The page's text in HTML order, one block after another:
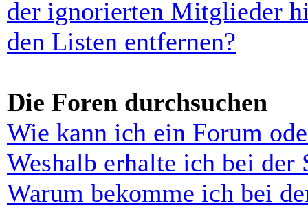
der ignorierten Mitglieder
den Listen entfernen?
Die Foren durchsuchen
Wie kann ich ein Forum
Weshalb erhalte ich bei der
Warum bekomme ich bei